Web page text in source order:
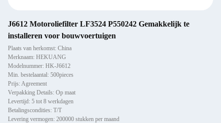
J6612 Motoroliefilter LF3524 P550242 Gemakkelijk te
installeren voor bouwvoertuigen
Plaats van herkomst: China
Merknaam: HEKUANG
Modelnummer: HK-J6612
Min. bestelaantal: 500pieces
Prijs: Agreement
Verpakking Details: Op maat
Levertijd: 5 tot 8 werkdagen
Betalingscondities: T/T
Levering vermogen: 200000 stukken per maand